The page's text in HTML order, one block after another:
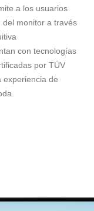
a los usuarios
monitor a través
con tecnologías
por TÜV
experiencia de